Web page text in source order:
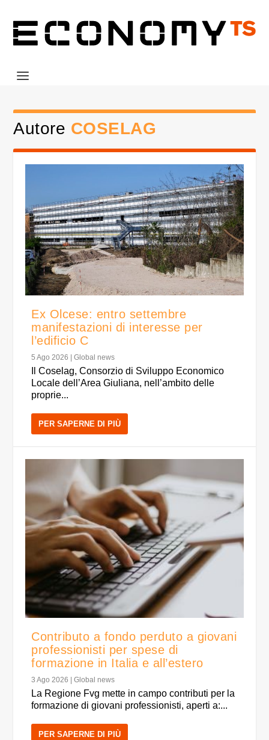
Autore COSELAG
Ex Olcese: entro settembre
manifestazioni di interesse per
l’edificio C
5 Ago 2026 |Global news
Il Coselag, Consorzio di Sviluppo Economico
Locale dell’Area Giuliana, nell’ambito delle
proprie...
PER SAPERNE DI PIÙ
Contributo a fondo perduto a giovani
professionisti per spese di
formazione in Italia e all’estero
3 Ago 2026 |Global news
La Regione Fvg mette in campo contributi per la
formazione di giovani professionisti, aperti a:...
PER SAPERNE DI PIÙ